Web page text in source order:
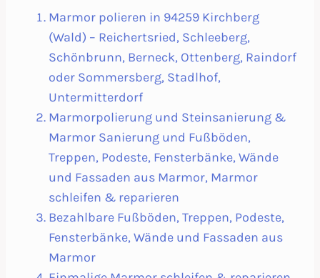
Marmor polieren in 94259 Kirchberg
(Wald) – Reichertsried, Schleeberg,
Schönbrunn, Berneck, Ottenberg, Raindorf
oder Sommersberg, Stadlhof,
Untermitterdorf
Marmorpolierung und Steinsanierung &
Marmor Sanierung und Fußböden,
Treppen, Podeste, Fensterbänke, Wände
und Fassaden aus Marmor, Marmor
schleifen & reparieren
Bezahlbare Fußböden, Treppen, Podeste,
Fensterbänke, Wände und Fassaden aus
Marmor